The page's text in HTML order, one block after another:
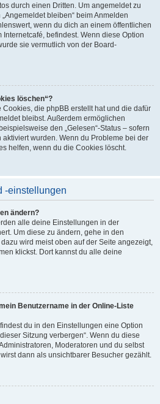
durch einen Dritten. Um angemeldet zu
bleiben“ beim Anmelden
wenn du dich an einem öffentlichen
befindest. Wenn diese Option
sie vermutlich von der Board-
löschen“?
Cookies, die phpBB erstellt hat und die dafür
bleibst. Außerdem ermöglichen
den „Gelesen“-Status – sofern
wurden. Wenn du Probleme bei der
helfen, wenn du die Cookies löscht.
-einstellungen
ändern?
alle deine Einstellungen in der
Um diese zu ändern, gehe in den
wird meist oben auf der Seite angezeigt,
klickst. Dort kannst du alle deine
Benutzername in der Online-Liste
du in den Einstellungen eine Option
Sitzung verbergen“. Wenn du diese
Moderatoren und du selbst
dann als unsichtbarer Besucher gezählt.